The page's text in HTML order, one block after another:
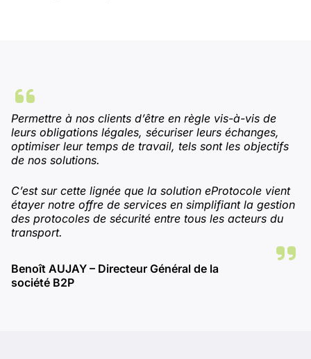
Permettre à nos clients d’être en règle vis-à-vis de
leurs obligations légales, sécuriser leurs échanges,
optimiser leur temps de travail, tels sont les objectifs
de nos solutions.
C’est sur cette lignée que la solution eProtocole vient
étayer notre offre de services en simplifiant la gestion
des protocoles de sécurité entre tous les acteurs du
transport.
Benoît AUJAY – Directeur Général de la
société B2P